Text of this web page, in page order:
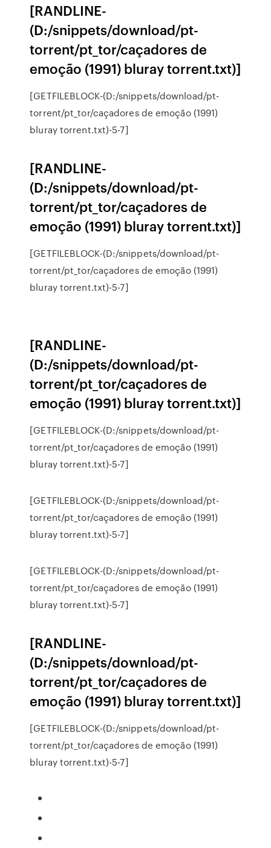
[RANDLINE-
(D:/snippets/download/pt-
torrent/pt_tor/caçadores de
emoção (1991) bluray torrent.txt)]
[GETFILEBLOCK-(D:/snippets/download/pt-
torrent/pt_tor/caçadores de emoção (1991)
bluray torrent.txt)-5-7]
[RANDLINE-
(D:/snippets/download/pt-
torrent/pt_tor/caçadores de
emoção (1991) bluray torrent.txt)]
[GETFILEBLOCK-(D:/snippets/download/pt-
torrent/pt_tor/caçadores de emoção (1991)
bluray torrent.txt)-5-7]
[RANDLINE-
(D:/snippets/download/pt-
torrent/pt_tor/caçadores de
emoção (1991) bluray torrent.txt)]
[GETFILEBLOCK-(D:/snippets/download/pt-
torrent/pt_tor/caçadores de emoção (1991)
bluray torrent.txt)-5-7]
[GETFILEBLOCK-(D:/snippets/download/pt-
torrent/pt_tor/caçadores de emoção (1991)
bluray torrent.txt)-5-7]
[GETFILEBLOCK-(D:/snippets/download/pt-
torrent/pt_tor/caçadores de emoção (1991)
bluray torrent.txt)-5-7]
[RANDLINE-
(D:/snippets/download/pt-
torrent/pt_tor/caçadores de
emoção (1991) bluray torrent.txt)]
[GETFILEBLOCK-(D:/snippets/download/pt-
torrent/pt_tor/caçadores de emoção (1991)
bluray torrent.txt)-5-7]